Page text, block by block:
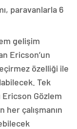
paravanlarla 6
gelişim
Ericson’un
özelliği ile
Tek
Ericson Gözlem
her çalışmanın